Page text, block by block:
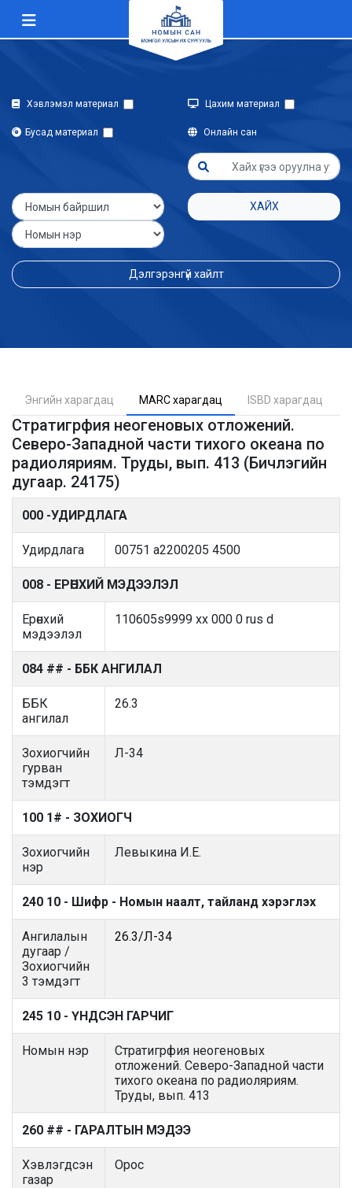
Хэвлэмэл материал Цахим материал
Бусад материал Онлайн сан
ХАЙХ
Дэлгэрэнгүй хайлт
Энгийн харагдац MARC харагдац ISBD харагдац
Стратигрфия неогеновых отложений.
Северо-Западной части тихого океана по
радиоляриям. Труды, вып. 413 (Бичлэгийн
дугаар. 24175)
000 -УДИРДЛАГА
Удирдлага 00751 a2200205 4500
008 - ЕРӨНХИЙ МЭДЭЭЛЭЛ
Ерөнхий
мэдээлэл
110605s9999 xx 000 0 rus d
084 ## - ББК АНГИЛАЛ
ББК
ангилал
26.3
Зохиогчийн
гурван
тэмдэгт
Л-34
100 1# - ЗОХИОГЧ
Зохиогчийн
нэр
Левыкина И.Е.
240 10 - Шифр - Номын наалт, тайланд хэрэглэх
Ангилалын
дугаар /
Зохиогчийн
3 тэмдэгт
26.3/Л-34
245 10 - ҮНДСЭН ГАРЧИГ
Номын нэр
Стратигрфия неогеновых
отложений. Северо-Западной части
тихого океана по радиоляриям.
Труды, вып. 413
260 ## - ГАРАЛТЫН МЭДЭЭ
Хэвлэгдсэн
газар
Орос